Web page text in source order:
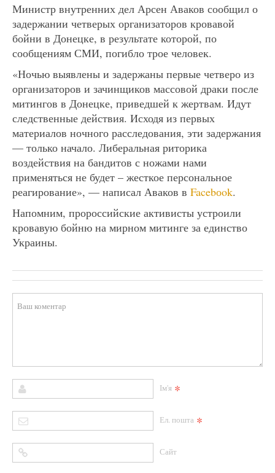
Министр внутренних дел Арсен Аваков сообщил о
задержании четверых организаторов кровавой
бойни в Донецке, в результате которой, по
сообщениям СМИ, погибло трое человек.
«Ночью выявлены и задержаны первые четверо из
организаторов и зачинщиков массовой драки после
митингов в Донецке, приведшей к жертвам. Идут
следственные действия. Исходя из первых
материалов ночного расследования, эти задержания
— только начало. Либеральная риторика
воздействия на бандитов с ножами нами
применяться не будет – жесткое персональное
реагирование», — написал Аваков в Facebоok.
Напомним, пророссийские активисты устроили
кровавую бойню на мирном митинге за единство
Украины.
Ім'я *
Ел. пошта *
Сайт